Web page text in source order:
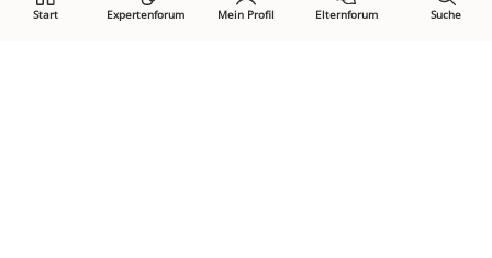
Start Expertenforum Mein Profil Elternforum Suche